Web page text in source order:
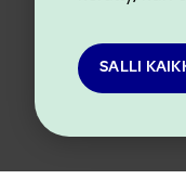
SALLI